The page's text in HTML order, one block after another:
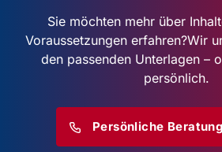
Sie möchten mehr über
Voraussetzungen erfahren?Wir
den passenden Unterlagen –
persönlich.
Persönliche